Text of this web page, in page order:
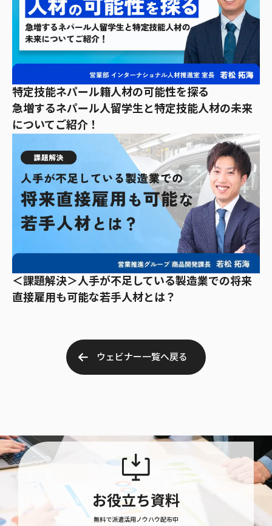
特定技能ネパール籍人材の可能性を探る
急増するネパール人留学生と特定技能人材の未来
についてご紹介！
＜課題解決＞人手が不足している製造業での将来
直接雇用も可能な若手人材とは？
ウェビナー一覧へ戻る
お役立ち資料
無料で派遣活用ノウハウ配布中